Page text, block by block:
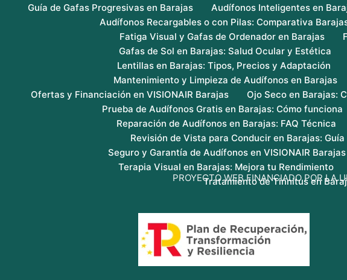
Guía de Gafas Progresivas en Barajas
Audífonos Inteligentes en
Audífonos Recargables o con Pilas: Comparativa
Fatiga Visual y Gafas de Ordenador en Barajas
Gafas de Sol en Barajas: Salud Ocular y Estética
Lentillas en Barajas: Tipos, Precios y Adaptación
Mantenimiento y Limpieza de Audífonos en Barajas
Ofertas y Financiación en VISIONAIR Barajas
Ojo Seco en Barajas:
Prueba de Audífonos Gratis en Barajas: Cómo funciona
Reparación de Audífonos en Barajas: FAQ Técnica
Revisión de Vista para Conducir en Barajas: Guía
Seguro y Garantía de Audífonos en VISIONAIR Barajas
Terapia Visual en Barajas: Mejora tu Rendimiento
Tratamiento de Tinnitus en
PROYECTO WEB FINANCIADO POR LA